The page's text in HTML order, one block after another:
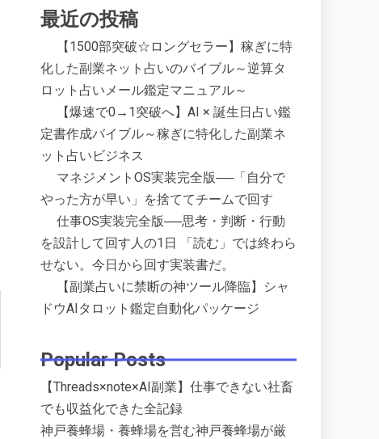
最近の投稿
【1500部突破☆ロングセラー】稼ぎに特
化した副業ネット占いのバイブル～逆算タ
ロット占いメール鑑定マニュアル～
【爆速で0→1突破へ】AI × 誕生日占い鑑
定書作成バイブル～稼ぎに特化した副業ネ
ット占いビジネス
マネジメントOS実装完全版──「自分で
やった方が早い」を捨ててチームで回す
仕事OS実装完全版──思考・判断・行動
を設計して回す人の1日 「読む」では終わら
せない。今日から回す実装書だ。
【副業占いに禁断の神ツール降臨】シャ
ドウAIタロット鑑定自動化パッケージ
Popular Posts
【Threads×note×AI副業】仕事できない社畜
でも収益化できた全記録
神戸養蜂場・養蜂場を営む神戸養蜂場が厳